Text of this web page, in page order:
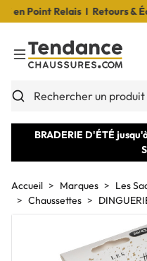
Point Relais I Retours &
Toggle Menu
Rechercher un produit
BRADERIE D'ÉTÉ
Accueil Marques Les
Chaussettes